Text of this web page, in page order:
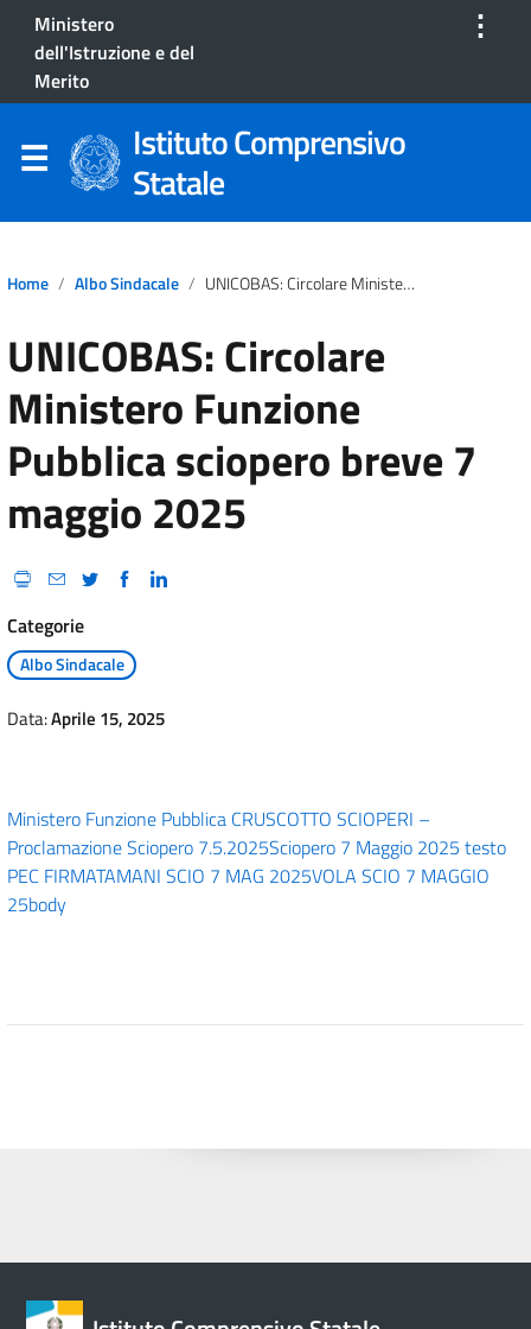
Ministero
dell'Istruzione e del
Merito
⋮
Istituto Comprensivo
Statale
Home Albo Sindacale UNICOBAS: Circolare Ministero Funzione Pubblica Sciopero Breve 7 Maggio 2025
UNICOBAS: Circolare
Ministero Funzione
Pubblica sciopero breve 7
maggio 2025
Categorie
Albo Sindacale
Data:Aprile 15, 2025
Ministero Funzione Pubblica CRUSCOTTO SCIOPERI –
Proclamazione Sciopero 7.5.2025Sciopero 7 Maggio 2025 testo
PEC FIRMATAMANI SCIO 7 MAG 2025VOLA SCIO 7 MAGGIO
25body